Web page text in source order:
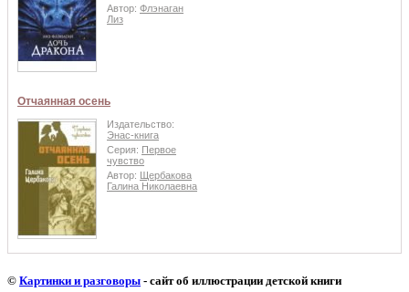
Автор: Флэнаган
Лиз
Отчаянная осень
Издательство:
Энас-книга
Серия: Первое
чувство
Автор:
Щербакова
Галина Николаевна
© Картинки и разговоры - сайт об иллюстрации детской книги